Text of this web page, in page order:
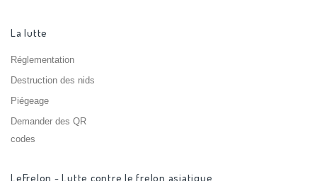
La lutte
Réglementation
Destruction des nids
Piégeage
Demander des QR
codes
LeFrelon - Lutte contre le frelon asiatique